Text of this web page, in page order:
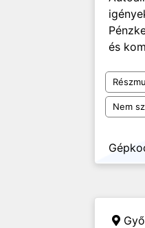
és
Nem